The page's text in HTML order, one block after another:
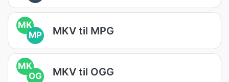
MK
MP
MKV til MPG
MK
OG
MKV til OGG